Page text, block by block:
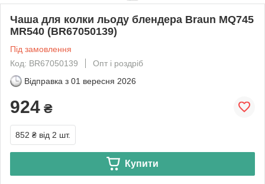
Чаша для колки льоду блендера Braun MQ745
MR540 (BR67050139)
Під замовлення
Код: BR67050139
Опт і роздріб
Відправка з 01 вересня 2026
924 ₴
852 ₴ від 2 шт.
Купити